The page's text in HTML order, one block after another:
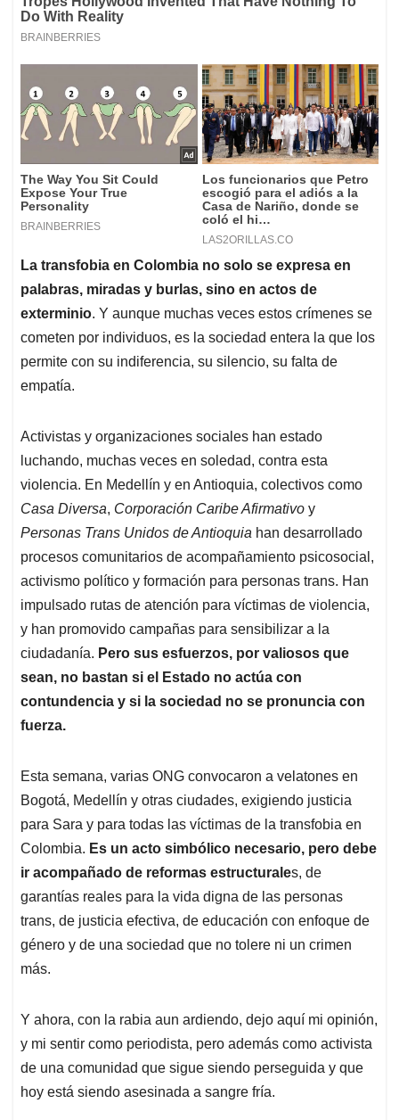
La transfobia en Colombia no solo se expresa en
palabras, miradas y burlas, sino en actos de
exterminio. Y aunque muchas veces estos crímenes se
cometen por individuos, es la sociedad entera la que los
permite con su indiferencia, su silencio, su falta de
empatía.
Activistas y organizaciones sociales han estado
luchando, muchas veces en soledad, contra esta
violencia. En Medellín y en Antioquia, colectivos como
Casa Diversa, Corporación Caribe Afirmativo y
Personas Trans Unidos de Antioquia han desarrollado
procesos comunitarios de acompañamiento psicosocial,
activismo político y formación para personas trans. Han
impulsado rutas de atención para víctimas de violencia,
y han promovido campañas para sensibilizar a la
ciudadanía. Pero sus esfuerzos, por valiosos que
sean, no bastan si el Estado no actúa con
contundencia y si la sociedad no se pronuncia con
fuerza.
Esta semana, varias ONG convocaron a velatones en
Bogotá, Medellín y otras ciudades, exigiendo justicia
para Sara y para todas las víctimas de la transfobia en
Colombia. Es un acto simbólico necesario, pero debe
ir acompañado de reformas estructurales, de
garantías reales para la vida digna de las personas
trans, de justicia efectiva, de educación con enfoque de
género y de una sociedad que no tolere ni un crimen
más.
Y ahora, con la rabia aun ardiendo, dejo aquí mi opinión,
y mi sentir como periodista, pero además como activista
de una comunidad que sigue siendo perseguida y que
hoy está siendo asesinada a sangre fría.